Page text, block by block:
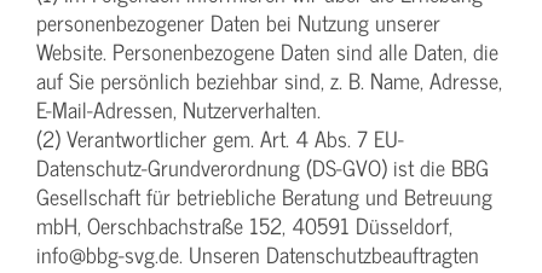
personenbezogener Daten bei Nutzung unserer
Website. Personenbezogene Daten sind alle Daten, die
auf Sie persönlich beziehbar sind, z. B. Name, Adresse,
E-Mail-Adressen, Nutzerverhalten.
(2) Verantwortlicher gem. Art. 4 Abs. 7 EU-
Datenschutz-Grundverordnung (DS-GVO) ist die BBG
Gesellschaft für betriebliche Beratung und Betreuung
mbH, Oerschbachstraße 152, 40591 Düsseldorf,
info@bbg-svg.de. Unseren Datenschutzbeauftragten